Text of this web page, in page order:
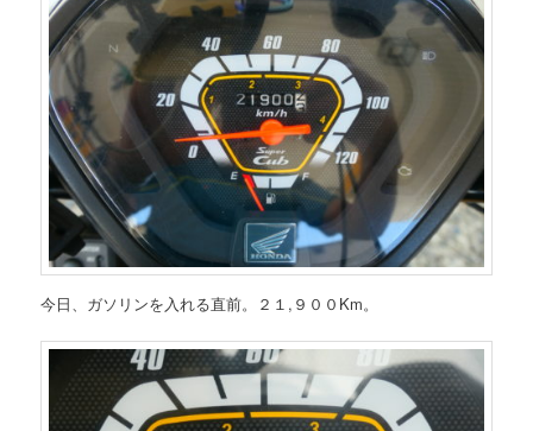
今日、ガソリンを入れる直前。２１,９００Km。